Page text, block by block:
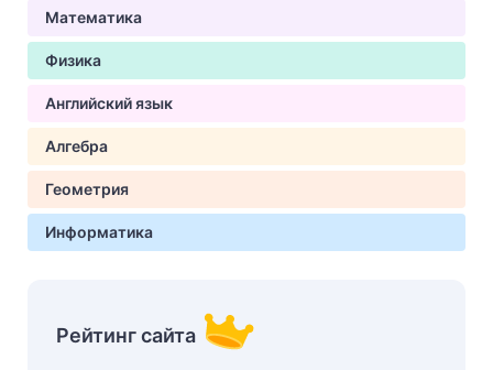
Математика
Физика
Английский язык
Алгебра
Геометрия
Информатика
Рейтинг сайта